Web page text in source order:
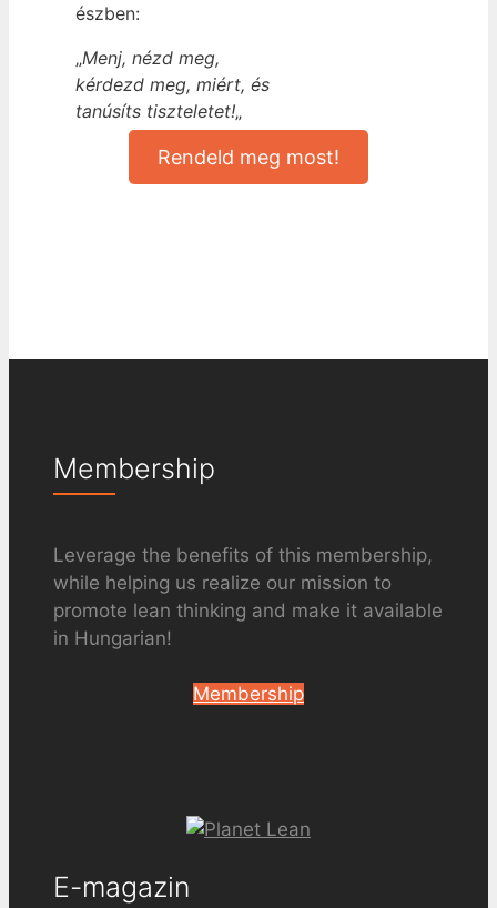
észben:
„Menj, nézd meg,
kérdezd meg, miért, és
tanúsíts tiszteletet!„
Rendeld meg most!
Membership
Leverage the benefits of this membership,
while helping us realize our mission to
promote lean thinking and make it available
in Hungarian!
Membership
E-magazin